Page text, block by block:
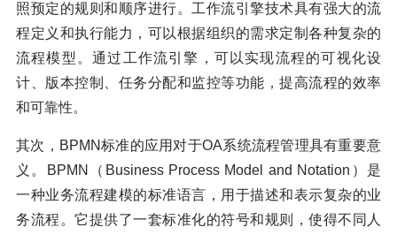
照预定的规则和顺序进行。工作流引擎技术具有强大的流
程定义和执行能力，可以根据组织的需求定制各种复杂的
流程模型。通过工作流引擎，可以实现流程的可视化设
计、版本控制、任务分配和监控等功能，提高流程的效率
和可靠性。
其次，BPMN标准的应用对于OA系统流程管理具有重要意
义。BPMN（Business Process Model and Notation）是
一种业务流程建模的标准语言，用于描述和表示复杂的业
务流程。它提供了一套标准化的符号和规则，使得不同人